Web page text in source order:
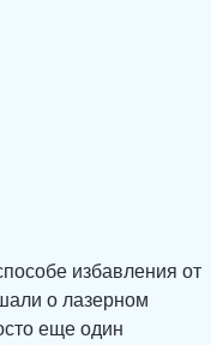
избавления от
о лазерном
еще один